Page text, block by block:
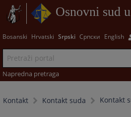
Osnovni sud
Bosanski Hrvatski Srpski Српски English
Napredna pretraga
Kontakt Kontakt suda Kontakt